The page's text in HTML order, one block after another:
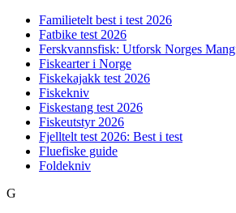
Familietelt best i test 2026
Fatbike test 2026
Ferskvannsfisk: Utforsk Norges
Fiskearter i Norge
Fiskekajakk test 2026
Fiskekniv
Fiskestang test 2026
Fiskeutstyr 2026
Fjelltelt test 2026: Best i test
Fluefiske guide
Foldekniv
G